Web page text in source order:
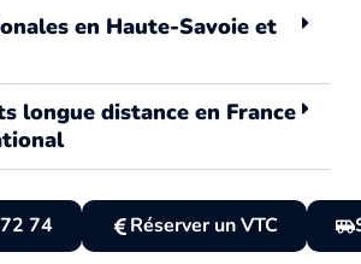
en Haute-Savoie et
longue distance en France
74 Réserver un VTC